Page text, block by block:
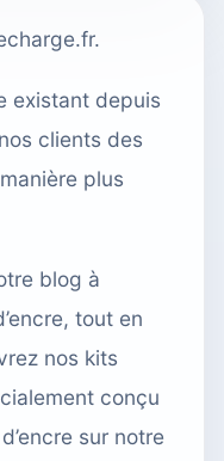
existant depuis
clients des
plus
blog à
tout en
nos kits
conçu
sur notre